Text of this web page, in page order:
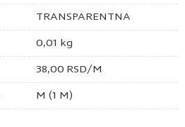
TRANSPARENTNA
0,01 kg
38,00 RSD/M
M (1 M)